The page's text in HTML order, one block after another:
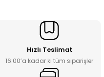
Hızlı Teslimat
16:00’a kadar ki tüm siparişler